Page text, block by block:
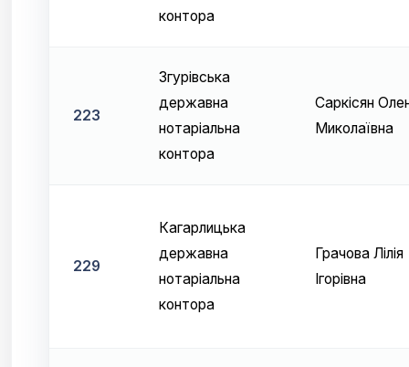
контора
223
Згурівська
державна
нотаріальна
контора
Саркісян
Миколаївна
229
Кагарлицька
державна
нотаріальна
контора
Грачова Лілія
Ігорівна